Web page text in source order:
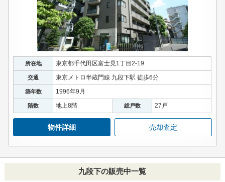
所在地 東京都千代田区富士見1丁目2-19
交通 東京メトロ半蔵門線 九段下駅 徒歩6分
築年数 1996年9月
階数 地上8階 総戸数 27戸
物件詳細 売却査定
九段下の販売中一覧